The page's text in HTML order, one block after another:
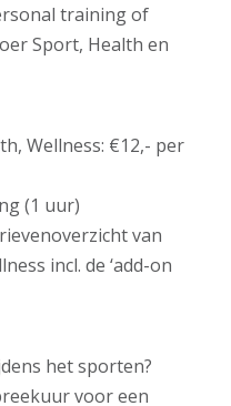
training of
Sport, Health en
Wellness: €12,- per
(1 uur)
van
incl. de ‘add-on
het sporten?
voor een